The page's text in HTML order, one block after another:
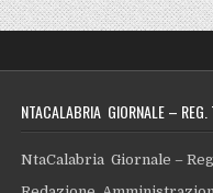
NTACALABRIA GIORNALE –
NtaCalabria Giornale –